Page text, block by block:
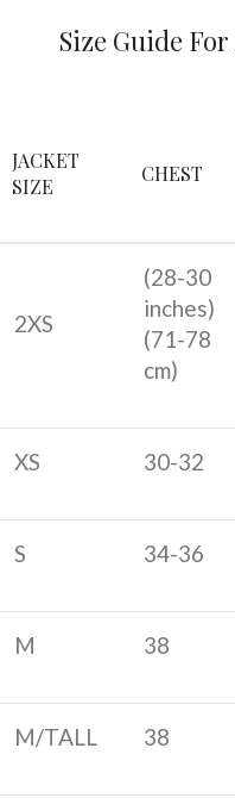
Size Guide For
JACKET
SIZE
CHEST
2XS
(28-30
inches)
(71-78
cm)
XS 30-32
S 34-36
M 38
M/TALL 38